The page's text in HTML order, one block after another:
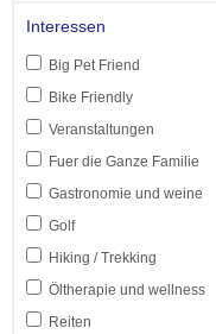
Interessen
Big Pet Friend
Bike Friendly
Veranstaltungen
Fuer die Ganze Familie
Gastronomie und weine
Golf
Hiking / Trekking
Öltherapie und wellness
Reiten